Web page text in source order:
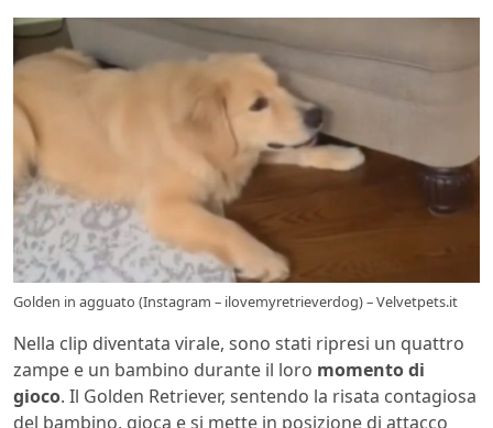
Golden in agguato (Instagram – ilovemyretrieverdog) – Velvetpets.it
Nella clip diventata virale, sono stati ripresi un quattro
zampe e un bambino durante il loro momento di
gioco. Il Golden Retriever, sentendo la risata contagiosa
del bambino, gioca e si mette in posizione di attacco